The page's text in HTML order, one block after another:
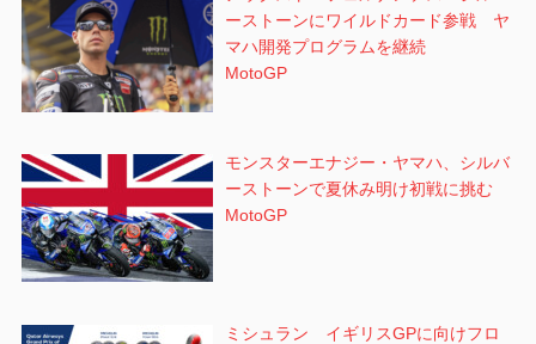
ーストーンにワイルドカード参戦 ヤ
マハ開発プログラムを継続
MotoGP
モンスターエナジー・ヤマハ、シルバ
ーストーンで夏休み明け初戦に挑む
MotoGP
ミシュラン イギリスGPに向けフロ